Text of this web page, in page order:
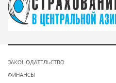
ЗАКОНОДАТЕЛЬСТВО
ФИНАНСЫ